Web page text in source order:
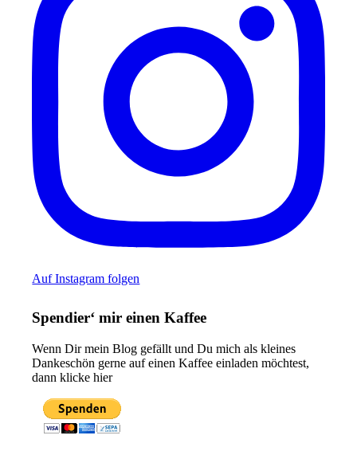
Auf Instagram folgen
Spendier‘ mir einen Kaffee
Wenn Dir mein Blog gefällt und Du mich als kleines
Dankeschön gerne auf einen Kaffee einladen möchtest,
dann klicke hier